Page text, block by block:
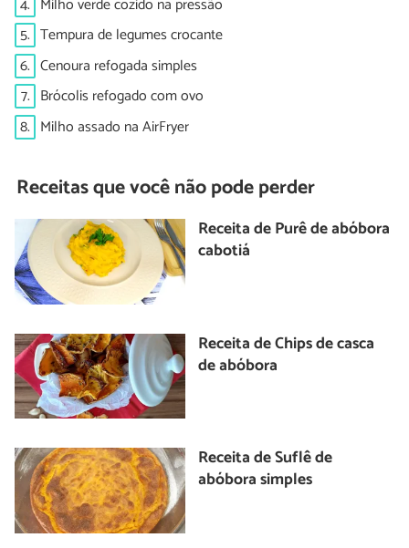
4. Milho verde cozido na pressão
5. Tempura de legumes crocante
6. Cenoura refogada simples
7. Brócolis refogado com ovo
8. Milho assado na AirFryer
Receitas que você não pode perder
Receita de Purê de abóbora
cabotiá
Receita de Chips de casca
de abóbora
Receita de Suflê de
abóbora simples